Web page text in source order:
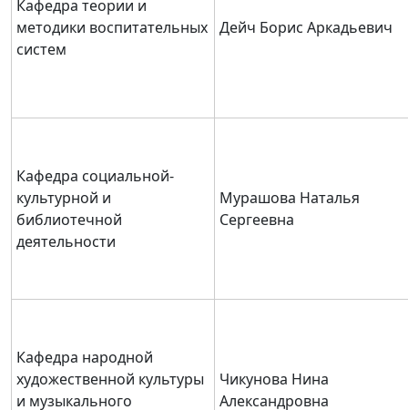
Кафедра теории и
методики воспитательных
систем
Дейч Борис Аркадьевич
Кафедра социальной-
культурной и
библиотечной
деятельности
Мурашова Наталья
Сергеевна
Кафедра народной
художественной культуры
и музыкального
Чикунова Нина
Александровна